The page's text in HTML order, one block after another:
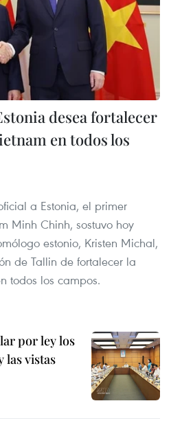
desea fortalecer
en todos los
a Estonia, el primer
Minh Chinh, sostuvo hoy
estonio, Kristen Michal,
de Tallin de fortalecer la
todos los campos.
por ley los
las vistas